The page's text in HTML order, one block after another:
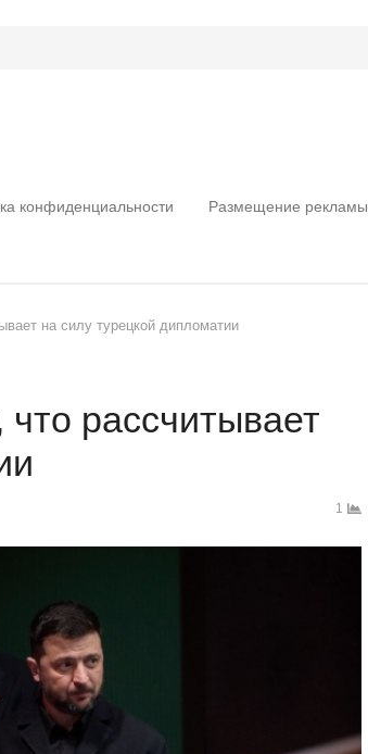
конфиденциальности Размещение рекламы
на силу турецкой дипломатии
рассчитывает
1